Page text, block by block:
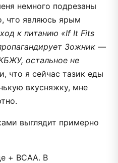
немного подрезаны
что являюсь ярым
к питанию «If It Fits
Зожник —
остальное не
что я сейчас тазик еды
вкусняжку, мне
выглядит примерно
+ BCAA. В